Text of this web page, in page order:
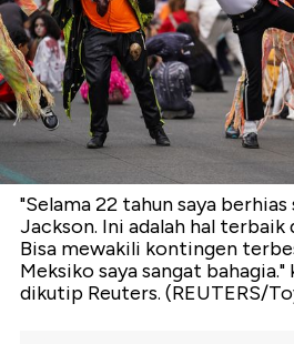
"Selama 22 tahun saya
Jackson. Ini adalah hal terbaik
Bisa mewakili kontingen
Meksiko saya sangat
dikutip Reuters. (REUTERS/